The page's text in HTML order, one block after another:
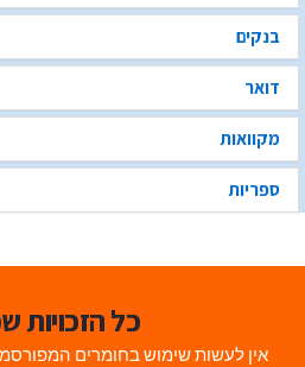
בנקים
דואר
מקוואות
ספריות
כל הזכויות
אין לעשות שימוש בחומרים